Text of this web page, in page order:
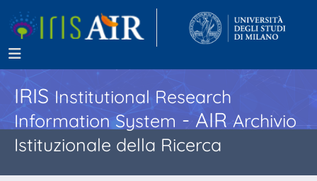
IRISInstitutional Research
Information System - AIR Archivio
Istituzionale della Ricerca